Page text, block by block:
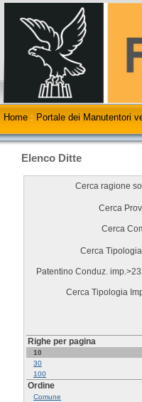
Home : Portale dei Manutentori
Elenco Ditte
Cerca ragione
Cerca
Cerca
Cerca
Patentino Conduz.
Cerca Tipologia
Righe per pagina
10
30
100
Ordine
Comune